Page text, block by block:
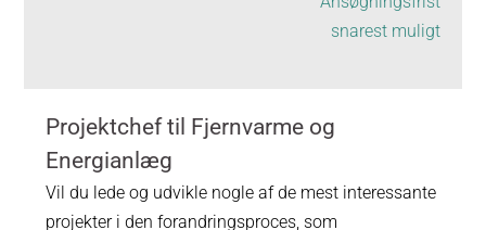
snarest muligt
Projektchef til Fjernvarme og
Energianlæg
Vil du lede og udvikle nogle af de mest interessante
projekter i den forandringsproces, som